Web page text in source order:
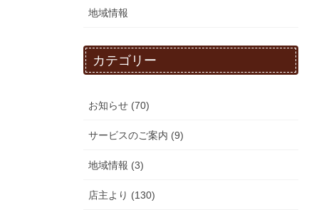
地域情報
カテゴリー
お知らせ (70)
サービスのご案内 (9)
地域情報 (3)
店主より (130)